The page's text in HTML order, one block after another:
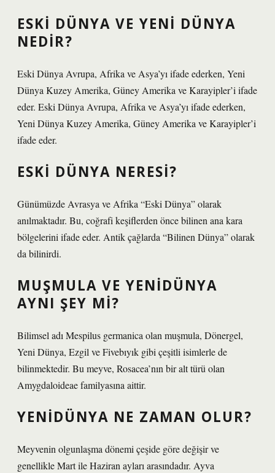
ESKI DÜNYA VE YENI DÜNYA
NEDIR?
Eski Dünya Avrupa, Afrika ve Asya’yı ifade ederken, Yeni
Dünya Kuzey Amerika, Güney Amerika ve Karayipler’i ifade
eder. Eski Dünya Avrupa, Afrika ve Asya’yı ifade ederken,
Yeni Dünya Kuzey Amerika, Güney Amerika ve Karayipler’i
ifade eder.
ESKI DÜNYA NERESI?
Günümüzde Avrasya ve Afrika “Eski Dünya” olarak
anılmaktadır. Bu, coğrafi keşiflerden önce bilinen ana kara
bölgelerini ifade eder. Antik çağlarda “Bilinen Dünya” olarak
da bilinirdi.
MUŞMULA VE YENIDÜNYA
AYNI ŞEY MI?
Bilimsel adı Mespilus germanica olan muşmula, Dönergel,
Yeni Dünya, Ezgil ve Fivebıyık gibi çeşitli isimlerle de
bilinmektedir. Bu meyve, Rosacea’nın bir alt türü olan
Amygdaloideae familyasına aittir.
YENIDÜNYA NE ZAMAN OLUR?
Meyvenin olgunlaşma dönemi çeşide göre değişir ve
genellikle Mart ile Haziran ayları arasındadır. Ayva